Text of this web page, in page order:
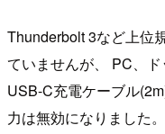
Thunderbolt 3など上位
ていませんが、 PC、
USB-C充電ケーブル
力は無効になりました。